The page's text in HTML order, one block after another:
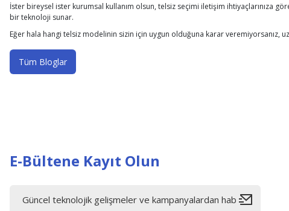
İster bireysel ister kurumsal kullanım olsun, telsiz seçimi iletişim ihtiyaçlarınıza
bir teknoloji sunar.
Eğer hala hangi telsiz modelinin sizin için uygun olduğuna karar veremiyorsanız,
Tüm Bloglar
E-Bültene Kayıt Olun